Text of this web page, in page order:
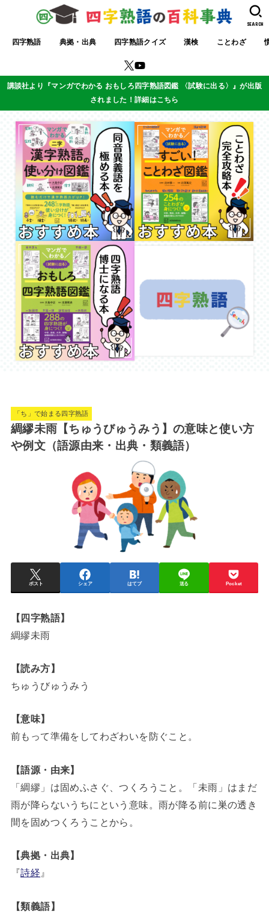
四字熟語 典拠・出典 四字熟語クイズ 漢検 ことわざ
SEARCH
講談社より『マンガでわかる おもしろ四字熟語図鑑 〈試験に出る〉』が出版
されました！詳細はこちら
「ち」で始まる四字熟語
綢繆未雨【ちゅうびゅうみう】の意味と使い方
や例文（語源由来・出典・類義語）
ポスト シェア はてブ 送る Pocket
【四字熟語】
綢繆未雨
【読み方】
ちゅうびゅうみう
【意味】
前もって準備をしてわざわいを防ぐこと。
【語源・由来】
「綢繆」は固めふさぐ、つくろうこと。「未雨」はまだ
雨が降らないうちにという意味。雨が降る前に巣の透き
間を固めつくろうことから。
【典拠・出典】
『詩経 』
【類義語】